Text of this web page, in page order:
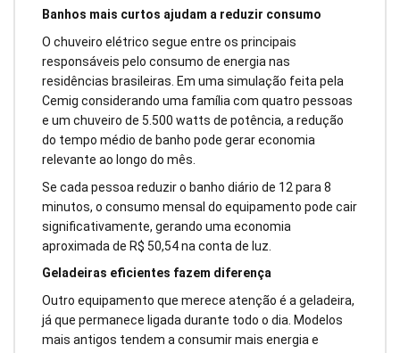
Banhos mais curtos ajudam a reduzir consumo
O chuveiro elétrico segue entre os principais
responsáveis pelo consumo de energia nas
residências brasileiras. Em uma simulação feita pela
Cemig considerando uma família com quatro pessoas
e um chuveiro de 5.500 watts de potência, a redução
do tempo médio de banho pode gerar economia
relevante ao longo do mês.
Se cada pessoa reduzir o banho diário de 12 para 8
minutos, o consumo mensal do equipamento pode cair
significativamente, gerando uma economia
aproximada de R$ 50,54 na conta de luz.
Geladeiras eficientes fazem diferença
Outro equipamento que merece atenção é a geladeira,
já que permanece ligada durante todo o dia. Modelos
mais antigos tendem a consumir mais energia e